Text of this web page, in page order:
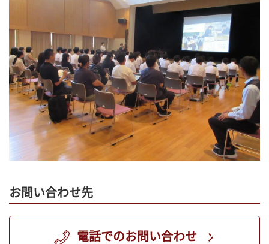
お問い合わせ先
電話でのお問い合わせ